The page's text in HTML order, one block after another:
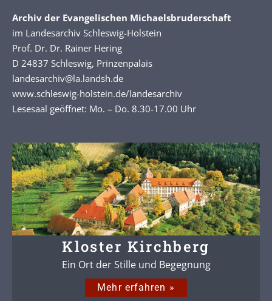
Archiv der Evangelischen Michaelsbruderschaft
im Landesarchiv Schleswig-Holstein
Prof. Dr. Dr. Rainer Hering
D 24837 Schleswig, Prinzenpalais
landesarchiv@la.landsh.de
www.schleswig-holstein.de/landesarchiv
Lesesaal geöffnet: Mo. – Do. 8.30-17.00 Uhr
Kloster Kirchberg
Ein Ort der Stille und Begegnung
Mehr erfahren »